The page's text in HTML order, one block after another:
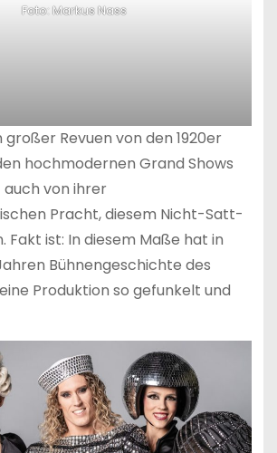
Foto: Markus Nass
großer Revuen von den 1920er
hochmodernen Grand Shows
von ihrer
Pracht, diesem Nicht-Satt-
Fakt ist: In diesem Maße hat in
Bühnengeschichte des
Produktion so gefunkelt und